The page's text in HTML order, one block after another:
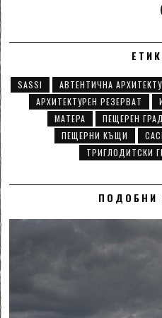
SASSI АВТЕНТИЧНА
АРХИТЕКТУРЕН РЕЗЕРВАТ
МАТЕРА
ПЕЩЕРЕН ГРАД
ПЕЩЕРНИ КЪЩИ
ТРИГЛОДИТСКИ
ПОДОБНИ